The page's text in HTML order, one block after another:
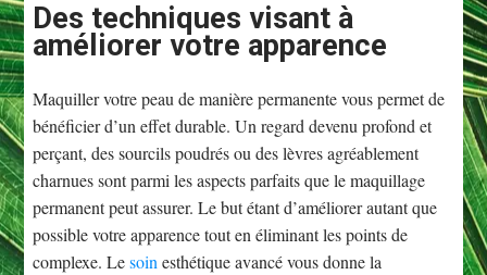
Des techniques visant à
améliorer votre apparence
Maquiller votre peau de manière permanente vous permet de
bénéficier d’un effet durable. Un regard devenu profond et
perçant, des sourcils poudrés ou des lèvres agréablement
charnues sont parmi les aspects parfaits que le maquillage
permanent peut assurer. Le but étant d’améliorer autant que
possible votre apparence tout en éliminant les points de
complexe. Lesoin esthétique avancé vous donne la